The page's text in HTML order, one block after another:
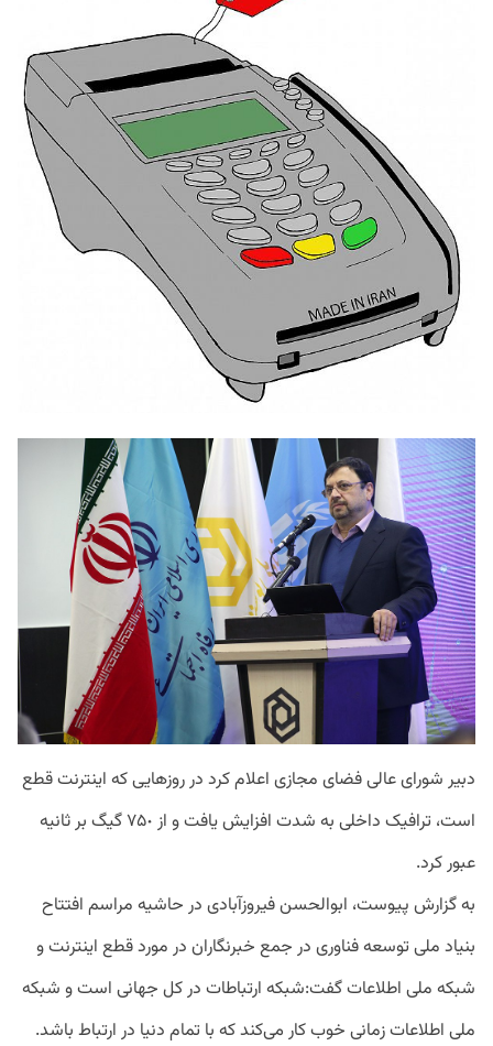
دبیر شورای عالی فضای مجازی اعلام کرد در روزهایی که اینترنت قطع
است، ترافیک داخلی به شدت افزایش یافت و از ٧۵٠ گیگ بر ثانیه
عبور کرد.
به گزارش پیوست، ابوالحسن فیروزآبادی در حاشیه مراسم افتتاح
بنیاد ملی توسعه فناوری در جمع خبرنگاران در مورد قطع اینترنت و
شبکه ملی اطلاعات گفت:شبکه ارتباطات در کل جهانی است و شبکه
ملی اطلاعات زمانی خوب کار می‌کند که با تمام دنیا در ارتباط باشد.